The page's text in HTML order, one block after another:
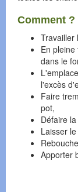
Comment ?
Travailler
En
dans le
l'excès
Faire
pot,
Défaire
Laisser
Apporter